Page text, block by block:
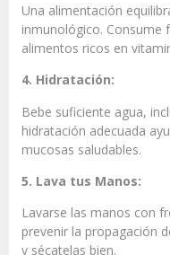
Una alimentación
inmunológico. Consume
alimentos ricos en
4. Hidratación:
Bebe suficiente agua,
hidratación adecuada
mucosas saludables.
5. Lava tus Manos:
Lavarse las manos con
prevenir la propagación
y sécatelas bien.